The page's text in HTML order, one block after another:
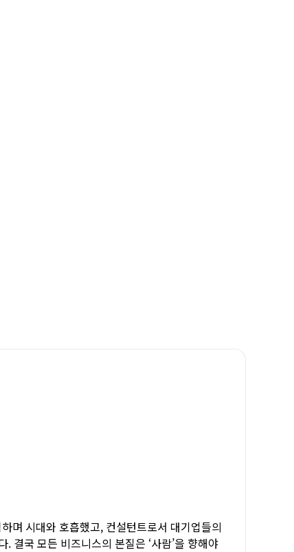
며 시대와 호흡했고, 컨설턴트로서 대기업들의
결국 모든 비즈니스의 본질은 ‘사람’을 향해야